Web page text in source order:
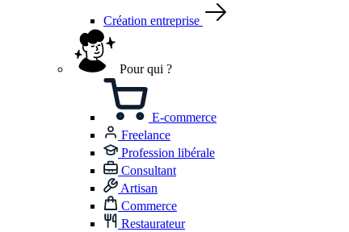
Création entreprise
Pour qui ?
E-commerce
Freelance
Profession libérale
Consultant
Artisan
Commerce
Restaurateur